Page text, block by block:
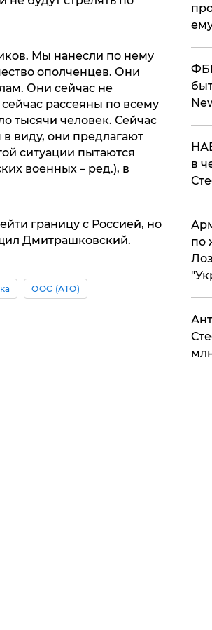
Мы нанесли по нему
ополченцев. Они
Они сейчас не
рассеяны по всему
тысячи человек. Сейчас
виду, они предлагают
ситуации пытаются
военных – ред.), в
границу с Россией, но
Дмитрашковский.
ООС (АТО)
в
по